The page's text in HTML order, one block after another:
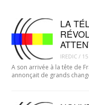
LA
IREDIC/
A son arrivée à la tête de
annonçait de grands